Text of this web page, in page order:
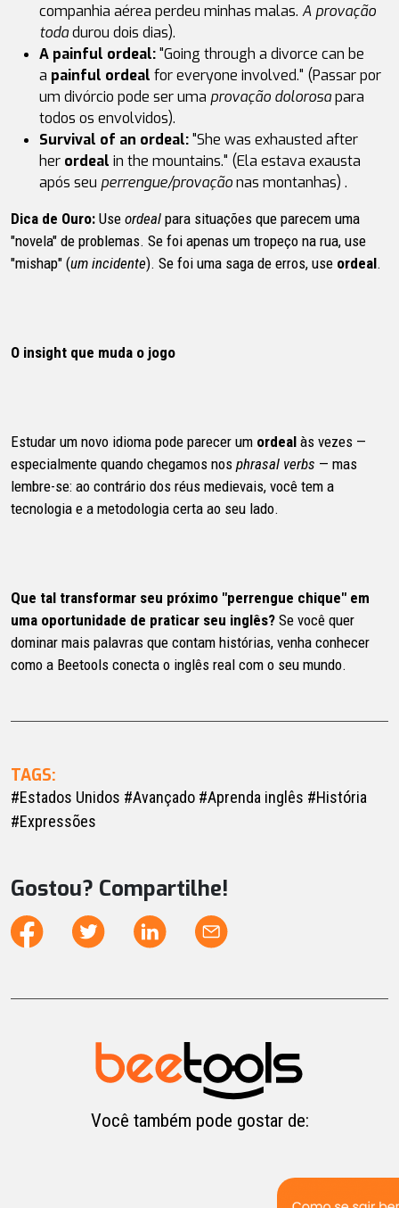
companhia aérea perdeu minhas malas. A provação
todadurou dois dias).
A painful ordeal:"Going through a divorce can be
a painful ordeal for everyone involved." (Passar por
um divórcio pode ser uma provação dolorosapara
todos os envolvidos).
Survival of an ordeal:"She was exhausted after
her ordeal in the mountains." (Ela estava exausta
após seu perrengue/provaçãonas montanhas) .
Dica de Ouro: Use ordeal para situações que parecem uma
"novela" de problemas. Se foi apenas um tropeço na rua, use
"mishap" (um incidente). Se foi uma saga de erros, use ordeal.
O insight que muda o jogo
Estudar um novo idioma pode parecer um ordeal às vezes —
especialmente quando chegamos nos phrasal verbs — mas
lembre-se: ao contrário dos réus medievais, você tem a
tecnologia e a metodologia certa ao seu lado.
Que tal transformar seu próximo "perrengue chique" em
uma oportunidade de praticar seu inglês? Se você quer
dominar mais palavras que contam histórias, venha conhecer
como a Beetools conecta o inglês real com o seu mundo.
TAGS:
#Estados Unidos #Avançado #Aprenda inglês #História
#Expressões
Gostou? Compartilhe!
Você também pode gostar de: